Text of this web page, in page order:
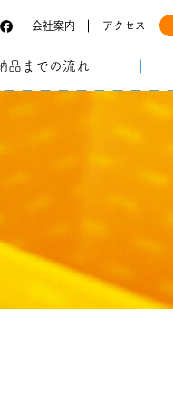
会社案内 アクセス
品までの流れ